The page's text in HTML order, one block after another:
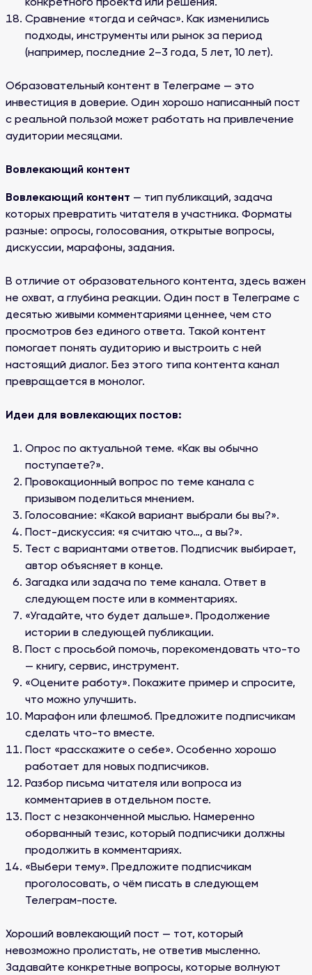
конкретного проекта или решения.
Сравнение «тогда и сейчас». Как изменились
подходы, инструменты или рынок за период
(например, последние 2–3 года, 5 лет, 10 лет).
Образовательный контент в Телеграме — это
инвестиция в доверие. Один хорошо написанный пост
с реальной пользой может работать на привлечение
аудитории месяцами.
Вовлекающий контент
Вовлекающий контент — тип публикаций, задача
которых превратить читателя в участника. Форматы
разные: опросы, голосования, открытые вопросы,
дискуссии, марафоны, задания.
В отличие от образовательного контента, здесь важен
не охват, а глубина реакции. Один пост в Телеграме с
десятью живыми комментариями ценнее, чем сто
просмотров без единого ответа. Такой контент
помогает понять аудиторию и выстроить с ней
настоящий диалог. Без этого типа контента канал
превращается в монолог.
Идеи для вовлекающих постов:
Опрос по актуальной теме. «Как вы обычно
поступаете?».
Провокационный вопрос по теме канала с
призывом поделиться мнением.
Голосование: «Какой вариант выбрали бы вы?».
Пост-дискуссия: «я считаю что…, а вы?».
Тест с вариантами ответов. Подписчик выбирает,
автор объясняет в конце.
Загадка или задача по теме канала. Ответ в
следующем посте или в комментариях.
«Угадайте, что будет дальше». Продолжение
истории в следующей публикации.
Пост с просьбой помочь, порекомендовать что-то
— книгу, сервис, инструмент.
«Оцените работу». Покажите пример и спросите,
что можно улучшить.
Марафон или флешмоб. Предложите подписчикам
сделать что-то вместе.
Пост «расскажите о себе». Особенно хорошо
работает для новых подписчиков.
Разбор письма читателя или вопроса из
комментариев в отдельном посте.
Пост с незаконченной мыслью. Намеренно
оборванный тезис, который подписчики должны
продолжить в комментариях.
«Выбери тему». Предложите подписчикам
проголосовать, о чём писать в следующем
Телеграм-посте.
Хороший вовлекающий пост — тот, который
невозможно пролистать, не ответив мысленно.
Задавайте конкретные вопросы, которые волнуют